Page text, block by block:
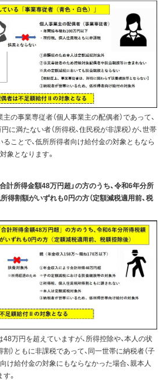
主の事業専従者（個人事業主の配偶者）であって、
に満たない者（所得税、住民税が非課税）が、世帯
ることで、低所所得者向け給付金の対象ともなら
象となります。
計所得金額48万円超」の方のうち、令和6年分所
得割額がいずれも0円の方（定額減税適用前、税
48万円を超えていますが、所得控除や、本人の状
割）ともに非課税であって、同一世帯に納税者（子
け給付金の対象にもならなかった場合、親本人
。